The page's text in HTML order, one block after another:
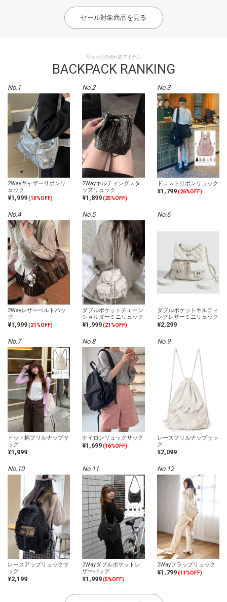
セール対象商品を見る
リュックの売れ筋アイテム
BACKPACK RANKING
No.1
2Wayギャザーリボンリ
ュック
¥1,999(10%OFF)
No.2
2Wayキルティングスタ
ッズリュック
¥1,899 (25%OFF)
No.3
ドロストリボンリュック
¥1,799 (26%OFF)
No.4
2Wayレザーベルトバッ
グ
¥1,999(21%OFF)
No.5
ダブルポケットチェーン
ショルダーミニリュック
¥1,999 (21%OFF)
No.6
ダブルポケットキルティ
ングレザーミニリュック
¥2,299
No.7
ドット柄フリルナップサ
ック
¥1,999
No.8
ナイロンリュックサック
¥1,699 (16%OFF)
No.9
レースフリルナップサッ
ク
¥2,099
No.10
レースアップリュックサ
ック
¥2,199
No.11
2Wayダブルポケットレ
ザーバッグ
¥1,999 (5%OFF)
No.12
2Wayフラップリュック
¥1,799 (11%OFF)